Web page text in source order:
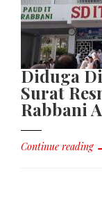
Diduga
Surat
Rabbani
Continue reading